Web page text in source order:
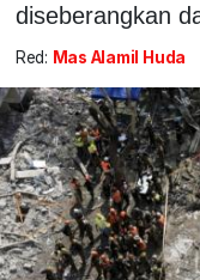
diseberangkan
Red: Mas Alamil Huda